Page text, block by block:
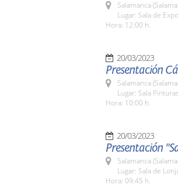
Salamanca
Lugar: Sala de
Hora: 12:00 h.
20/03/2023
Presentación
Salamanca
Lugar: Sala
Hora: 10:00 h.
20/03/2023
Presentación
Salamanca
Lugar: Sala de
Hora: 09:45 h.